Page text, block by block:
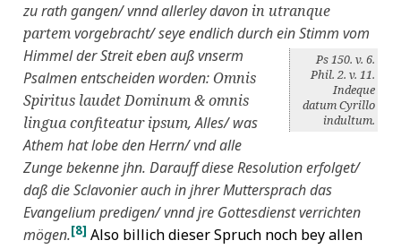
zu rath gangen/ vnnd allerley davon in utranque
partemvorgebracht/ seye endlich durch ein Stimm vom
Himmel der Streit eben auß vnserm
Ps 150. v. 6.
Phil. 2. v. 11.
Indeque
datum Cyrillo
indultum.
Psalmen entscheiden worden:Omnis
Spiritus laudet Dominum & omnis
lingua confiteatur ipsum, Alles/ was
Athem hat lobe denHerrn/ vnd alle
Zunge bekenne jhn. Darauff diese Resolution erfolget/
daß die Sclavonier auch in jhrer Muttersprach das
Evangelium predigen/ vnnd jre Gottesdienst verrichten
mögen.[8] Also billich dieser Spruch noch bey allen